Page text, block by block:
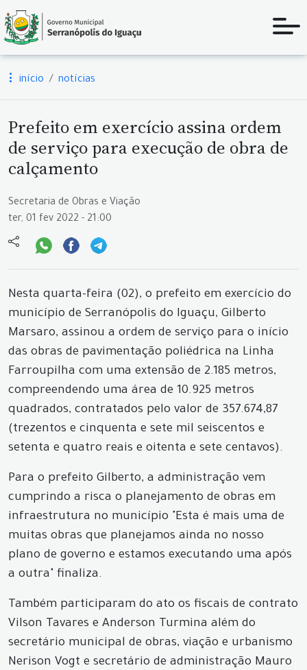
início notícias
Prefeito em exercício assina ordem
de serviço para execução de obra de
calçamento
Secretaria de Obras e Viação
ter, 01 fev 2022 - 21:00
Nesta quarta-feira (02), o prefeito em exercício do
município de Serranópolis do Iguaçu, Gilberto
Marsaro, assinou a ordem de serviço para o início
das obras de pavimentação poliédrica na Linha
Farroupilha com uma extensão de 2.185 metros,
compreendendo uma área de 10.925 metros
quadrados, contratados pelo valor de 357.674,87
(trezentos e cinquenta e sete mil seiscentos e
setenta e quatro reais e oitenta e sete centavos).
Para o prefeito Gilberto, a administração vem
cumprindo a risca o planejamento de obras em
infraestrutura no município "Esta é mais uma de
muitas obras que planejamos ainda no nosso
plano de governo e estamos executando uma após
a outra" finaliza.
Também participaram do ato os fiscais de contrato
Vilson Tavares e Anderson Turmina além do
secretário municipal de obras, viação e urbanismo
Nerison Vogt e secretário de administração Mauro